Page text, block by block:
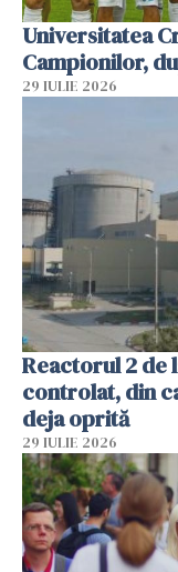
Universitatea
Campionilor,
29 IULIE 2026
Reactorul 2 de
controlat, din
deja oprită
29 IULIE 2026